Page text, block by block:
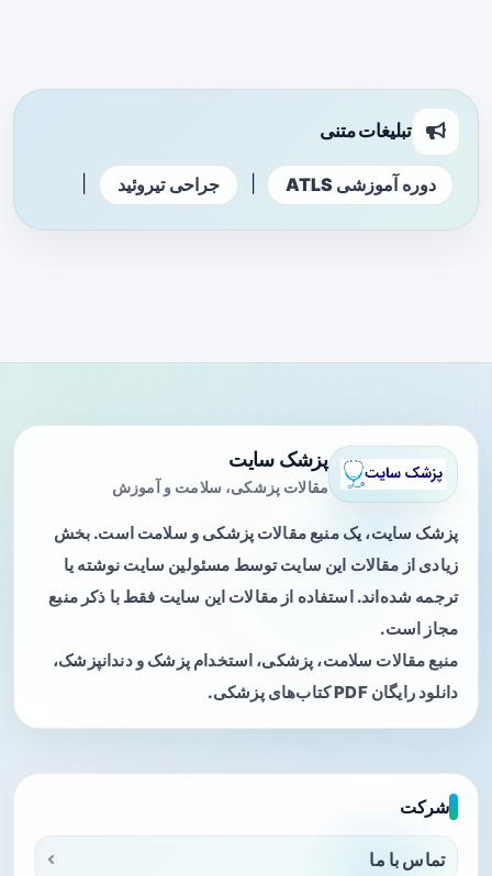
تبلیغات متنی
دوره آموزشی ATLS جراحی تیروئید
پزشک سایت
مقالات پزشکی، سلامت و آموزش
پزشک سایت، یک منبع مقالات پزشکی و سلامت است. بخش
زیادی از مقالات این سایت توسط مسئولین سایت نوشته یا
ترجمه شده‌اند. استفاده از مقالات این سایت فقط با ذکر منبع
مجاز است.
منبع مقالات سلامت، پزشکی، استخدام پزشک و دندانپزشک،
دانلود رایگان PDF کتاب‌های پزشکی.
شرکت
تماس با ما